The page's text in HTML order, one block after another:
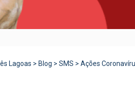
Lagoas > Blog > SMS > Ações